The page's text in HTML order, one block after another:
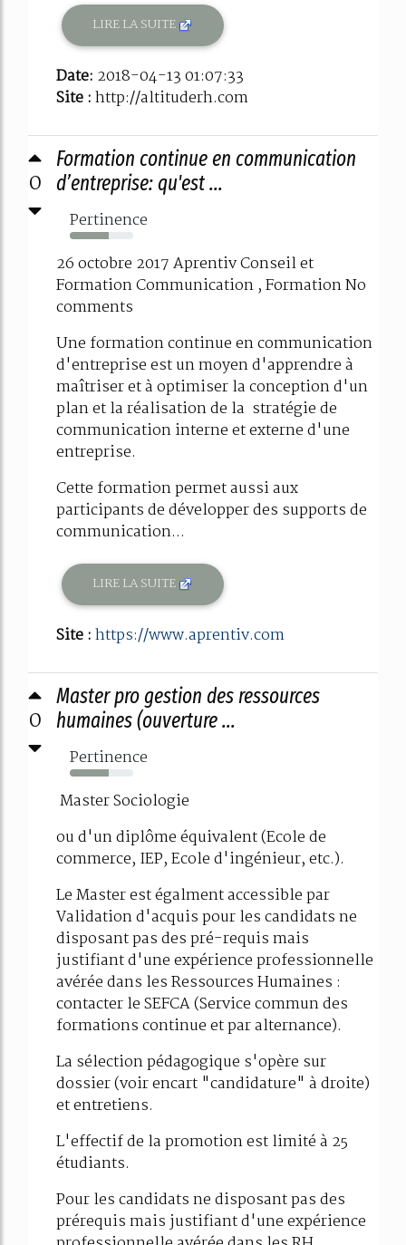
LIRE LA SUITE
Date: 2018-04-13 01:07:33
Site :http://altituderh.com
0
Formation continue en communication
d’entreprise: qu'est ...
Pertinence
61%
26 octobre 2017 Aprentiv Conseil et
Formation Communication , Formation No
comments
Une formation continue en communication
d'entreprise est un moyen d'apprendre à
maîtriser et à optimiser la conception d'un
plan et la réalisation de la stratégie de
communication interne et externe d'une
entreprise.
Cette formation permet aussi aux
participants de développer des supports de
communication...
LIRE LA SUITE
Site :https://www.aprentiv.com
0
Master pro gestion des ressources
humaines (ouverture ...
Pertinence
61%
Master Sociologie
ou d'un diplôme équivalent (Ecole de
commerce, IEP, Ecole d'ingénieur, etc.).
Le Master est égalment accessible par
Validation d'acquis pour les candidats ne
disposant pas des pré-requis mais
justifiant d'une expérience professionnelle
avérée dans les Ressources Humaines :
contacter le SEFCA (Service commun des
formations continue et par alternance).
La sélection pédagogique s'opère sur
dossier (voir encart "candidature" à droite)
et entretiens.
L'effectif de la promotion est limité à 25
étudiants.
Pour les candidats ne disposant pas des
prérequis mais justifiant d'une expérience